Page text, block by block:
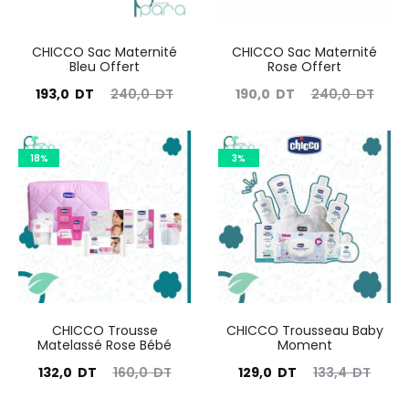
CHICCO Sac Maternité
Bleu Offert
240,0DT
Le
initial
était :
240,0
DT.
193,0 DT
Le
193,0
DT.
CHICCO Sac Maternité
Rose Offert
240,0DT
Le
initial
était :
240,0
DT.
190,0 DT
Le
actuel
DT.
18%
CHICCO Trousse
Matelassé Rose Bébé
160,0DT
Le
132,0 DT
Le
3%
CHICCO Trousseau Baby
Moment
133,4DT
Le
129,0 DT
Le